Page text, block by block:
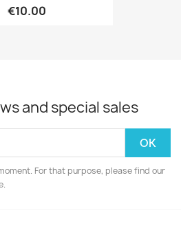
€10.00
and special sales
For that purpose, please find our